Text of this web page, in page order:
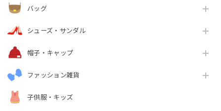
バッグ
シューズ・サンダル
帽子・キャップ
ファッション雑貨
子供服・キッズ